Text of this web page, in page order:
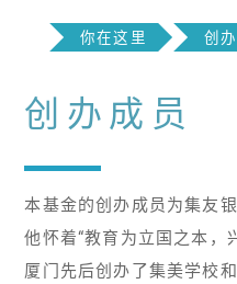
你在这里 创
创办成员
本基金的创办成员为集友
他怀着“教育为立国之本，
厦门先后创办了集美学校